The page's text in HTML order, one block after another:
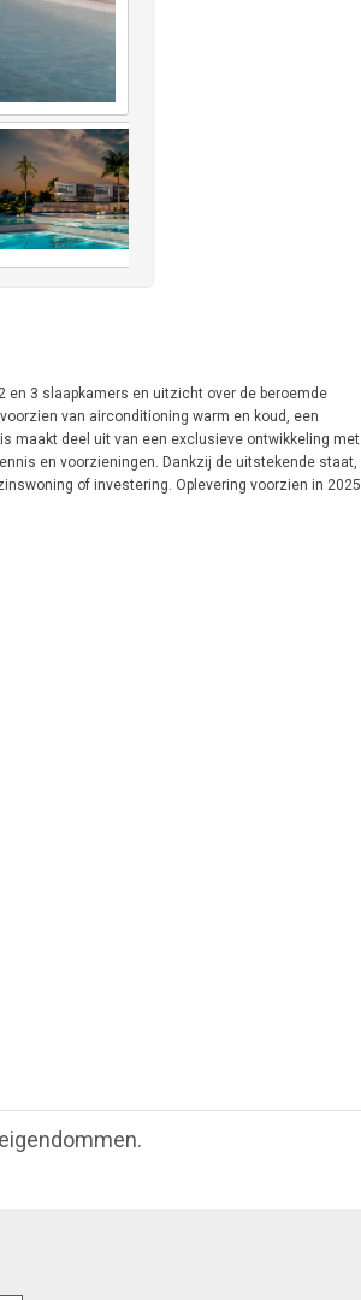
3 slaapkamers en uitzicht over de beroemde
van airconditioning warm en koud, een
maakt deel uit van een exclusieve ontwikkeling met
en voorzieningen. Dankzij de uitstekende staat,
of investering. Oplevering voorzien in 2025.